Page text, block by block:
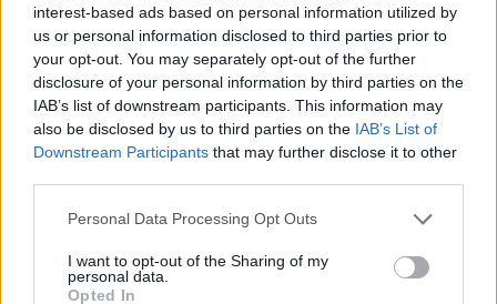
interest-based ads based on personal information utilized by
us or personal information disclosed to third parties prior to
your opt-out. You may separately opt-out of the further
disclosure of your personal information by third parties on the
IAB’s list of downstream participants. This information may
also be disclosed by us to third parties on the IAB’s List of
Downstream Participants that may further disclose it to other
Personal Data Processing Opt Outs
I want to opt-out of the Sharing of my
personal data.
Opted In